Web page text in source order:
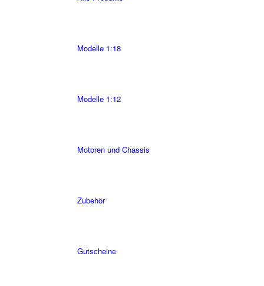
Modelle 1:18
Modelle 1:12
Motoren und Chassis
Zubehör
Gutscheine